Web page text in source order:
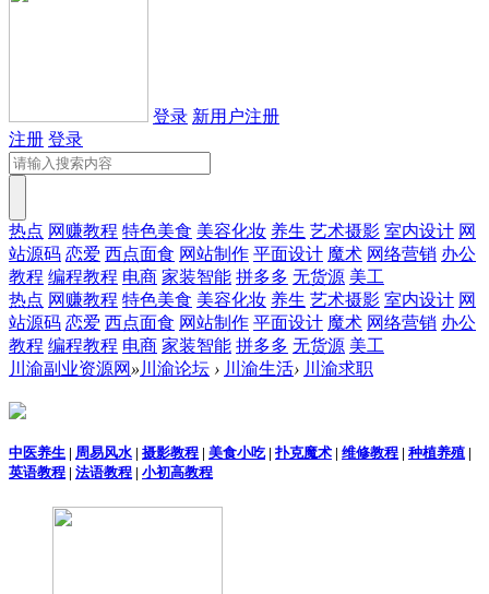
登录 新用户注册
注册 登录
热点 网赚教程 特色美食 美容化妆 养生 艺术摄影 室内设计 网
站源码 恋爱 西点面食 网站制作 平面设计 魔术 网络营销 办公
教程 编程教程 电商 家装智能 拼多多 无货源 美工
热点 网赚教程 特色美食 美容化妆 养生 艺术摄影 室内设计 网
站源码 恋爱 西点面食 网站制作 平面设计 魔术 网络营销 办公
教程 编程教程 电商 家装智能 拼多多 无货源 美工
川渝副业资源网 » 川渝论坛 › 川渝生活› 川渝求职
中医养生 | 周易风水 | 摄影教程 | 美食小吃| 扑克魔术 | 维修教程 | 种植养殖 |
英语教程 | 法语教程 | 小初高教程